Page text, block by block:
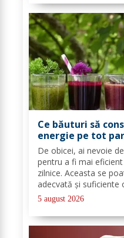
Ce băuturi să
energie pe tot
De obicei, ai nevoie
pentru a fi mai
zilnice. Aceasta se
adecvată și suficiente
băuturile care pot
oamenii aleg să bea
5 august 2026